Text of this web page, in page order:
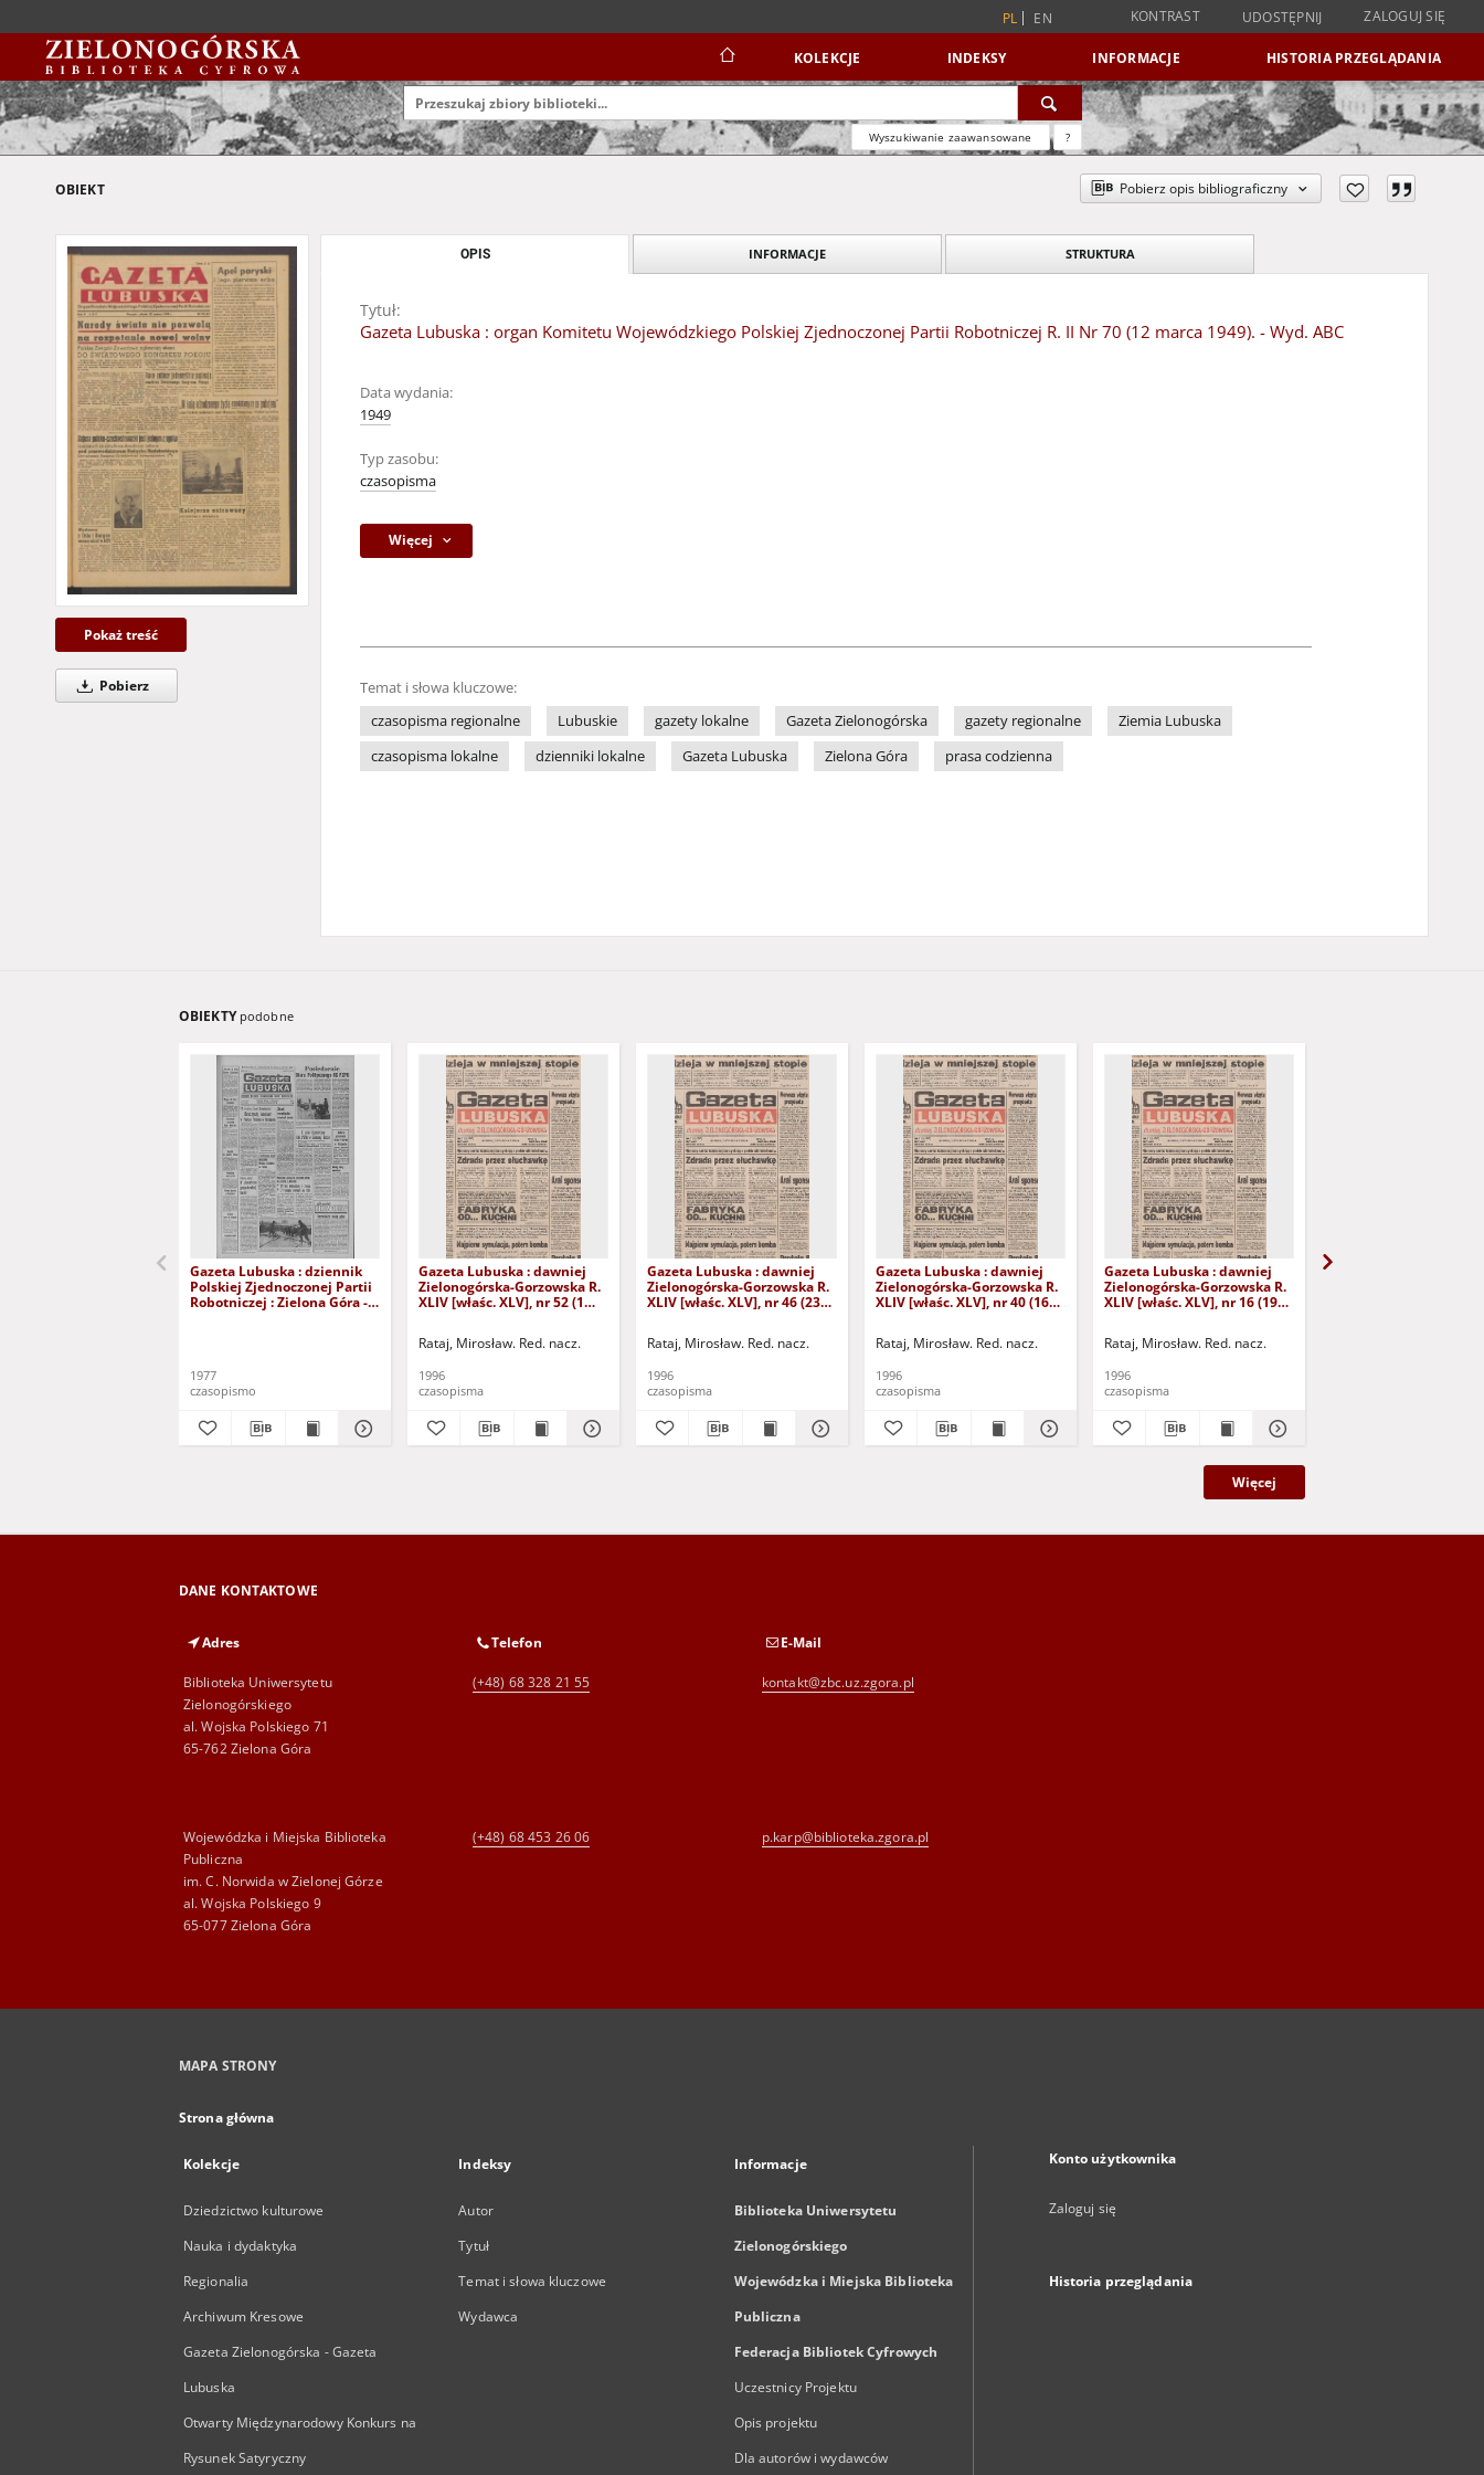
PL EN KONTRAST UDOSTĘPNIJ ZALOGUJ SIĘ
KOLEKCJE INDEKSY INFORMACJE HISTORIA PRZEGLĄDANIA
Wyszukiwanie zaawansowane ?
OBIEKT Pobierz opis bibliograficzny
Pokaż treść
Pobierz
OPIS INFORMACJE STRUKTURA
Tytuł:
Gazeta Lubuska : organ Komitetu Wojewódzkiego Polskiej Zjednoczonej Partii Robotniczej R. II Nr 70 (12 marca 1949). - Wyd. ABC
Data wydania:
1949
Typ zasobu:
czasopisma
Więcej
Temat i słowa kluczowe:
czasopisma regionalne
Lubuskie gazety lokalne Gazeta Zielonogórska gazety regionalne
Ziemia Lubuska
czasopisma lokalne
dzienniki lokalne Gazeta Lubuska Zielona Góra prasa codzienna
OBIEKTY podobne
Gazeta Lubuska : dziennik
Polskiej Zjednoczonej Partii
Robotniczej : Zielona Góra -
1977
czasopismo
Gazeta Lubuska : dawniej
Zielonogórska-Gorzowska R.
XLIV [właśc. XLV], nr 52 (1
Rataj, Mirosław. Red. nacz.
1996
czasopisma
Gazeta Lubuska : dawniej
Zielonogórska-Gorzowska R.
XLIV [właśc. XLV], nr 46 (23
Rataj, Mirosław. Red. nacz.
1996
czasopisma
Gazeta Lubuska : dawniej
Zielonogórska-Gorzowska R.
XLIV [właśc. XLV], nr 40 (16
Rataj, Mirosław. Red. nacz.
1996
czasopisma
Gazeta Lubuska : dawniej
Zielonogórska-Gorzowska R.
XLIV [właśc. XLV], nr 16 (19
Rataj, Mirosław. Red. nacz.
1996
czasopisma
Więcej
DANE KONTAKTOWE
Adres
Biblioteka Uniwersytetu
Zielonogórskiego
al. Wojska Polskiego 71
65-762 Zielona Góra
Telefon
(+48) 68 328 21 55
E-Mail
kontakt@zbc.uz.zgora.pl
Wojewódzka i Miejska Biblioteka
Publiczna
im. C. Norwida w Zielonej Górze
al. Wojska Polskiego 9
65-077 Zielona Góra
(+48) 68 453 26 06 p.karp@biblioteka.zgora.pl
MAPA STRONY
Strona główna
Kolekcje
Dziedzictwo kulturowe
Nauka i dydaktyka
Regionalia
Archiwum Kresowe
Gazeta Zielonogórska - Gazeta
Lubuska
Otwarty Międzynarodowy Konkurs na
Rysunek Satyryczny
Indeksy
Autor
Tytuł
Temat i słowa kluczowe
Wydawca
Informacje
Biblioteka Uniwersytetu
Zielonogórskiego
Wojewódzka i Miejska Biblioteka
Publiczna
Federacja Bibliotek Cyfrowych
Uczestnicy Projektu
Opis projektu
Dla autorów i wydawców
Konto użytkownika
Zaloguj się
Historia przeglądania